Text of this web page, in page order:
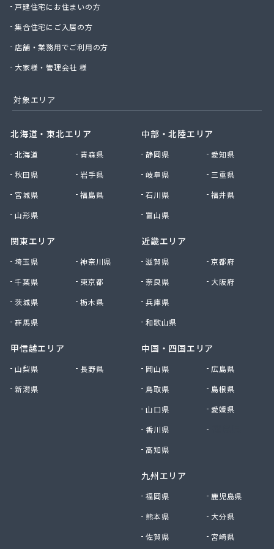
株式会社元久商店
株式会社古田商店
株式会社三好ガス
株式会社山源服部商会
株式会社山新プロパン部
株式会社山田幸一商店
株式会社小林本店
株式会社小林本店稲沢店
株式会社松村プロパン部
株式会社新東
株式会社森上製油所
株式会社杉浦林産給油所
株式会社清川商店
株式会社青木サービス
株式会社石川鉄沖商店
株式会社石泰商会
株式会社鷹羽商店
株式会社中部燃料
株式会社土川油店 L.P.G充填所
株式会社油直 オートガススタンド
戸建住宅にお住まいの方
集合住宅にご入居の方
店舗・業務用でご利用の方
大家様・管理会社 様
対象エリア
北海道・東北エリア
北海道
青森県
秋田県
岩手県
宮城県
福島県
山形県
関東エリア
埼玉県
神奈川県
千葉県
東京都
茨城県
栃木県
群馬県
甲信越エリア
山梨県
長野県
新潟県
中部・北陸エリア
静岡県
愛知県
岐阜県
三重県
石川県
福井県
富山県
近畿エリア
滋賀県
京都府
奈良県
大阪府
兵庫県
和歌山県
中国・四国エリア
岡山県
広島県
鳥取県
島根県
山口県
愛媛県
香川県
高知県
九州エリア
福岡県
鹿児島県
熊本県
大分県
佐賀県
宮崎県